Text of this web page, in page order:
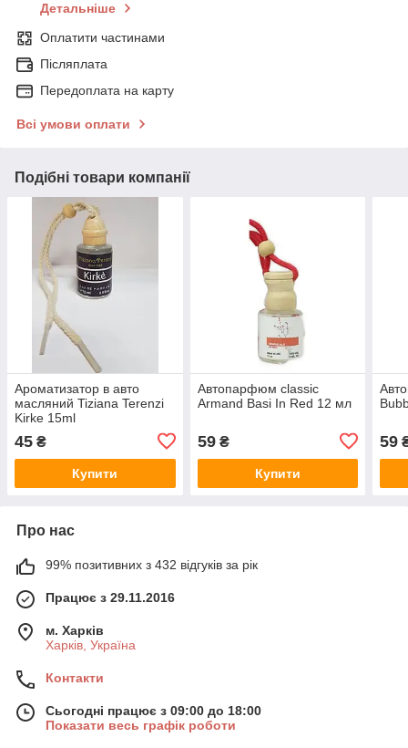
Детальніше
Оплатити частинами
Післяплата
Передоплата на карту
Всі умови оплати
Подібні товари компанії
Ароматизатор в авто
масляний Tiziana Terenzi
Kirke 15ml
45 ₴
Купити
Автопарфюм classic
Armand Basi In Red 12 мл
59₴
Купити
59
Про нас
99% позитивних з 432 відгуків за рік
Працює з 29.11.2016
м. Харків
Харків, Україна
Контакти
Сьогодні працює з 09:00 до 18:00
Показати весь графік роботи